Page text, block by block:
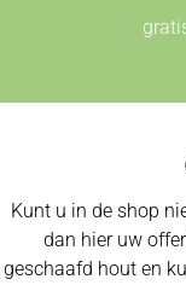
Kunt u in de shop
dan hier uw
geschaafd hout en